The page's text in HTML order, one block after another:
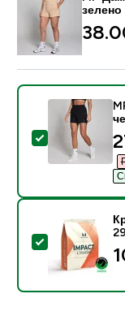
зелено
Select this
Select this